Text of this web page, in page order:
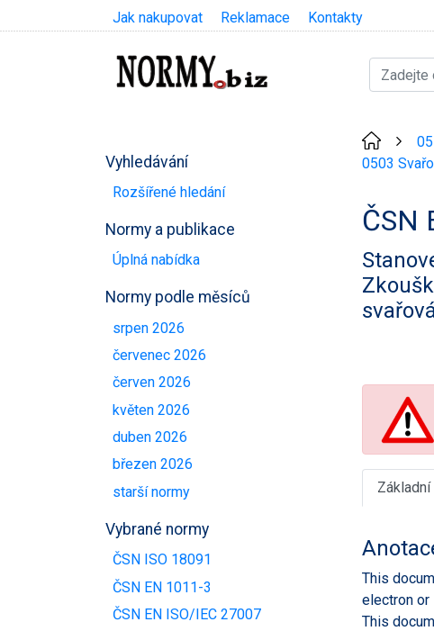
Jak nakupovat Reklamace Kontakty
Vyhledávání
Rozšířené hledání
Normy a publikace
Úplná nabídka
Normy podle měsíců
srpen 2026
červenec 2026
červen 2026
květen 2026
duben 2026
březen 2026
starší normy
Vybrané normy
ČSN ISO 18091
ČSN EN 1011-3
ČSN EN ISO/IEC 27007
0503
ČSN
This
electron or
This